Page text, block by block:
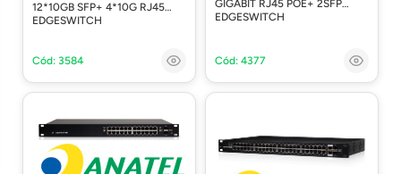
12*10GB SFP+ 4*10G RJ45
EDGESWITCH
Cód: 3584
GIGABIT RJ45 POE+ 2SFP
EDGESWITCH
Cód: 4377